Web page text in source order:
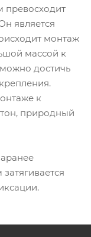
превосходит
является
монтаж
массой к
достичь
к
природный